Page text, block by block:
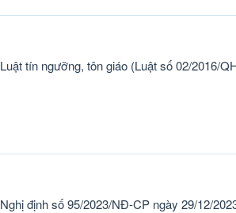
Luật tín ngưỡng, tôn giáo (Luật số 02/2016/
Nghị định số 95/2023/NĐ-CP ngày 29/12/